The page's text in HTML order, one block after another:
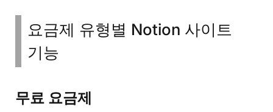
요금제 유형별 Notion 사이트
기능
무료 요금제